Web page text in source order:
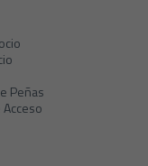
Peñas